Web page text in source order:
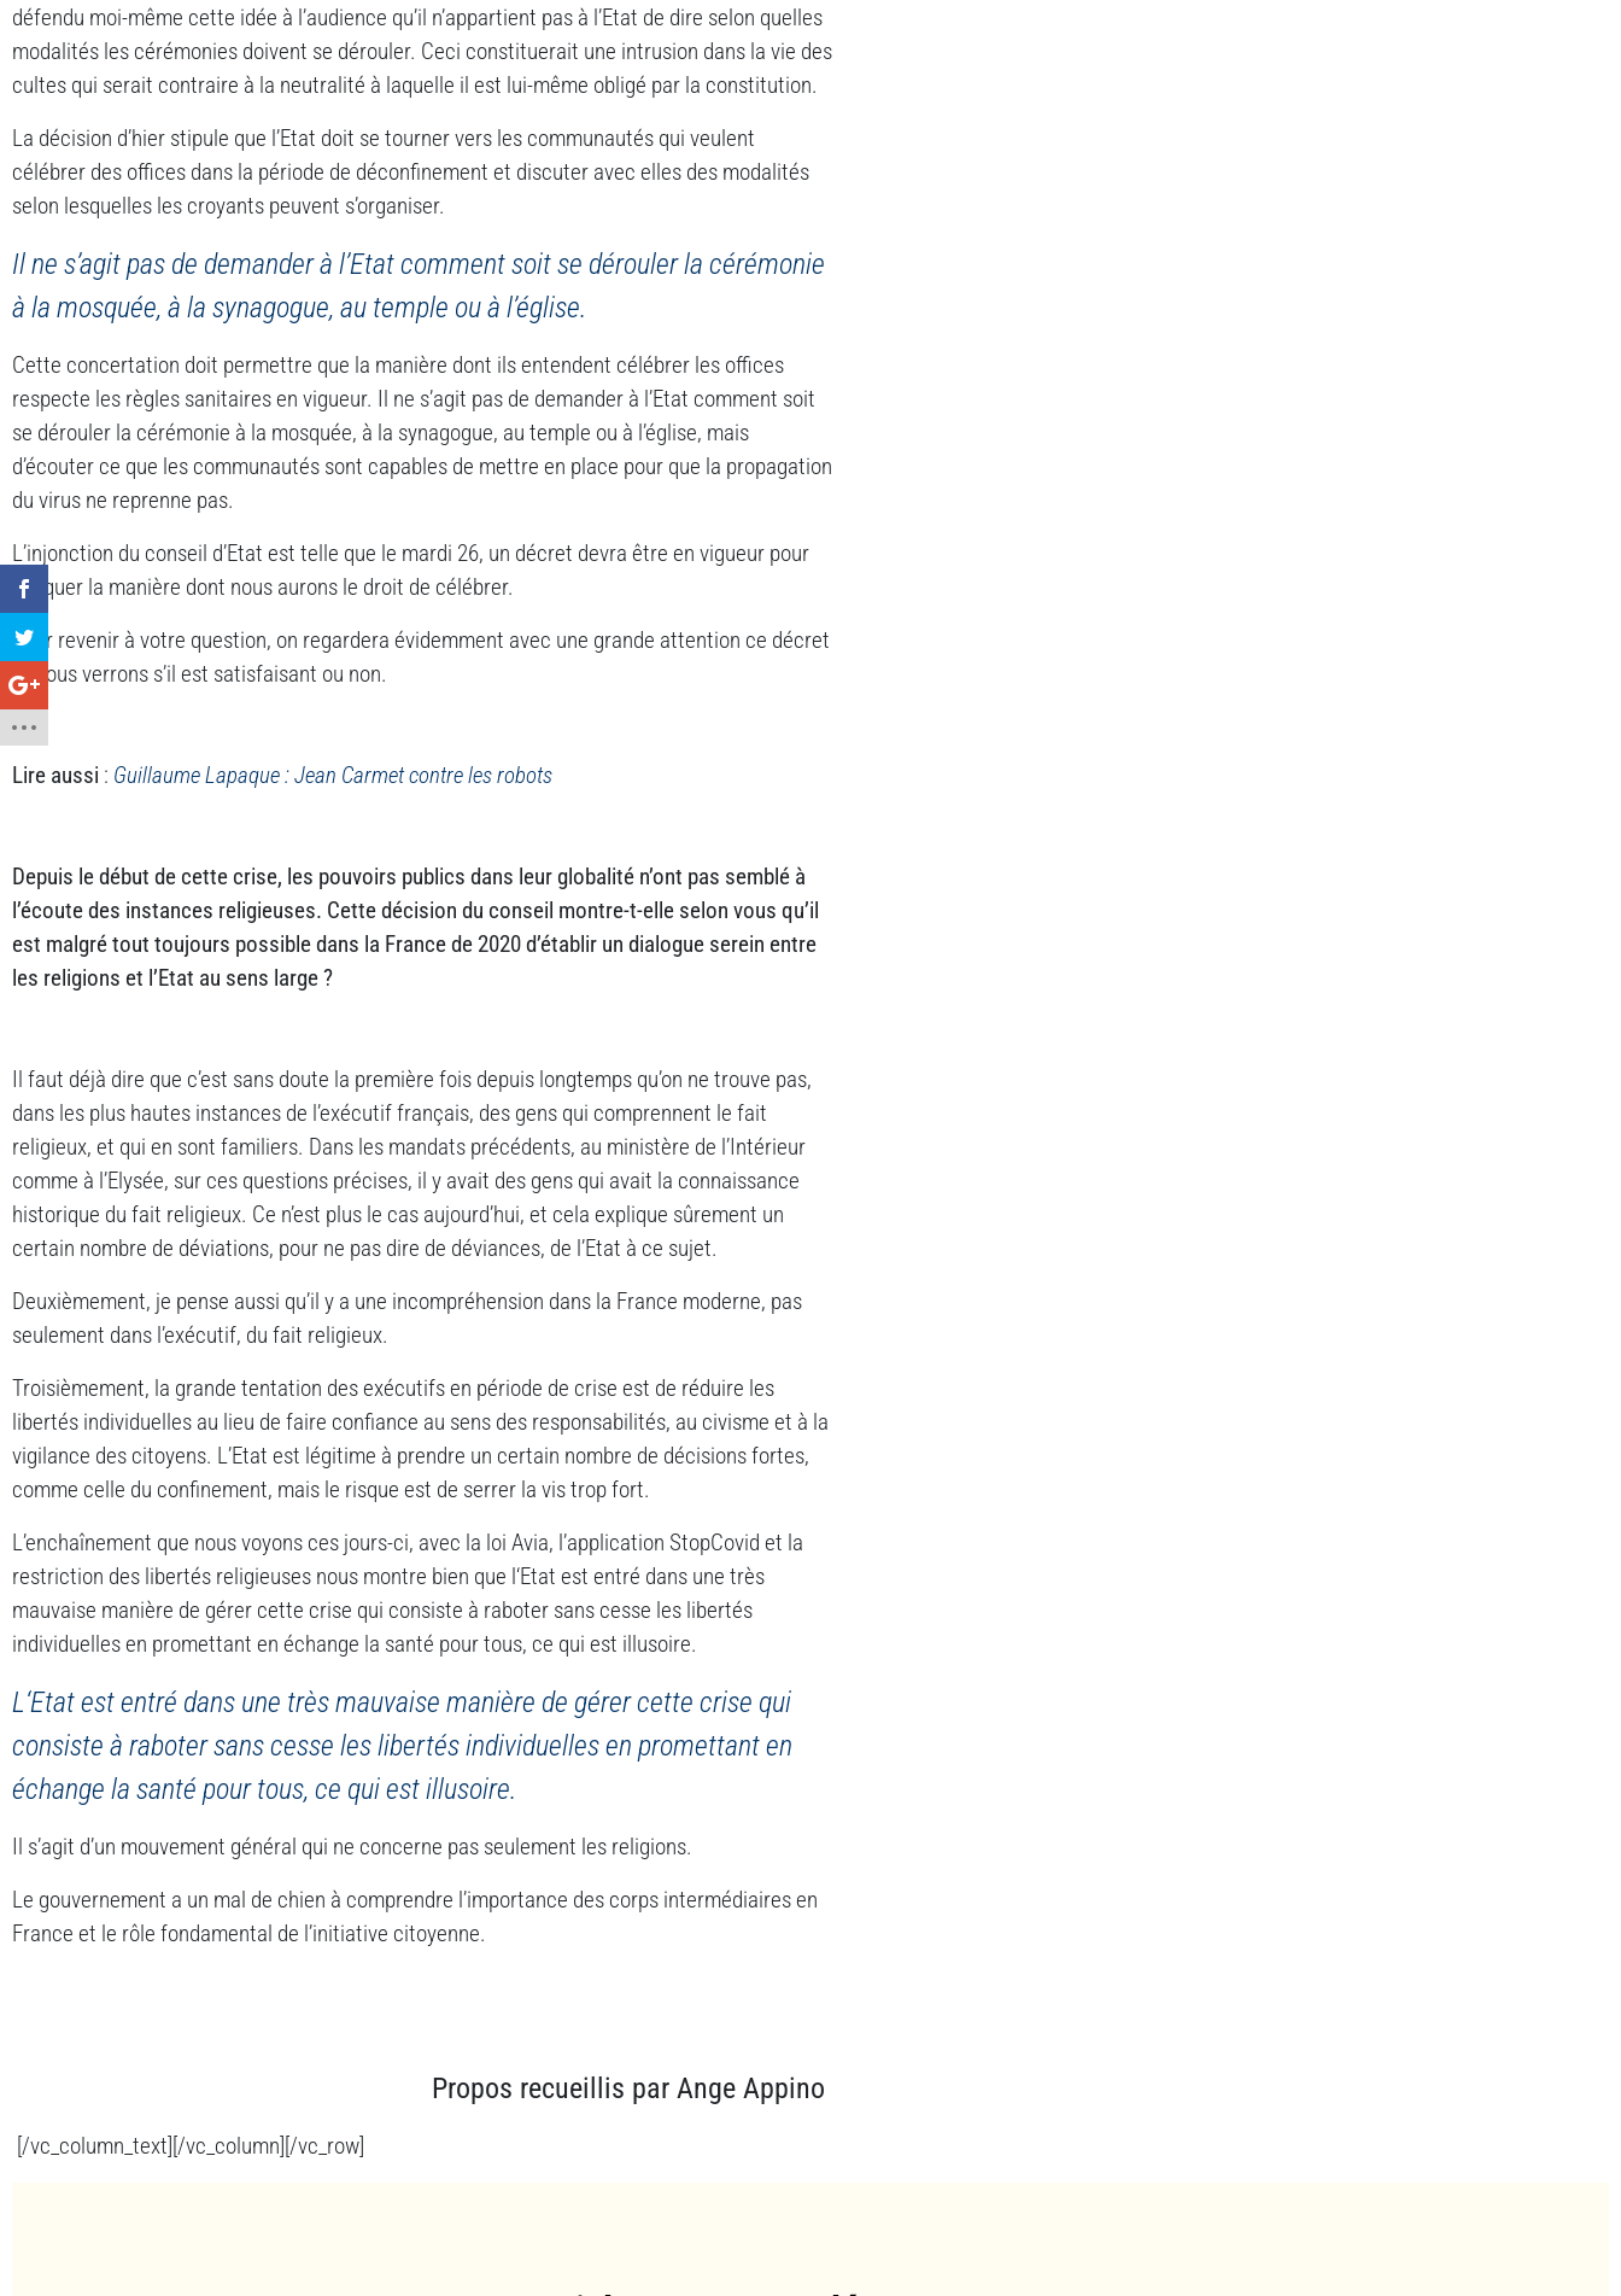
défendu moi-même cette idée à l’audience qu’il n’appartient pas à l’Etat de dire selon quelles
modalités les cérémonies doivent se dérouler. Ceci constituerait une intrusion dans la vie des
cultes qui serait contraire à la neutralité à laquelle il est lui-même obligé par la constitution.
La décision d’hier stipule que l’Etat doit se tourner vers les communautés qui veulent
célébrer des offices dans la période de déconfinement et discuter avec elles des modalités
selon lesquelles les croyants peuvent s’organiser.
Il ne s’agit pas de demander à l’Etat comment soit se dérouler la cérémonie
à la mosquée, à la synagogue, au temple ou à l’église.
Cette concertation doit permettre que la manière dont ils entendent célébrer les offices
respecte les règles sanitaires en vigueur. Il ne s’agit pas de demander à l’Etat comment soit
se dérouler la cérémonie à la mosquée, à la synagogue, au temple ou à l’église, mais
d’écouter ce que les communautés sont capables de mettre en place pour que la propagation
du virus ne reprenne pas.
L’injonction du conseil d’Etat est telle que le mardi 26, un décret devra être en vigueur pour
indiquer la manière dont nous aurons le droit de célébrer.
Pour revenir à votre question, on regardera évidemment avec une grande attention ce décret
et nous verrons s’il est satisfaisant ou non.
Lire aussi : Guillaume Lapaque : Jean Carmet contre les robots
Depuis le début de cette crise, les pouvoirs publics dans leur globalité n’ont pas semblé à
l’écoute des instances religieuses. Cette décision du conseil montre-t-elle selon vous qu’il
est malgré tout toujours possible dans la France de 2020 d’établir un dialogue serein entre
les religions et l’Etat au sens large ?
Il faut déjà dire que c’est sans doute la première fois depuis longtemps qu’on ne trouve pas,
dans les plus hautes instances de l’exécutif français, des gens qui comprennent le fait
religieux, et qui en sont familiers. Dans les mandats précédents, au ministère de l’Intérieur
comme à l’Elysée, sur ces questions précises, il y avait des gens qui avait la connaissance
historique du fait religieux. Ce n’est plus le cas aujourd’hui, et cela explique sûrement un
certain nombre de déviations, pour ne pas dire de déviances, de l’Etat à ce sujet.
Deuxièmement, je pense aussi qu’il y a une incompréhension dans la France moderne, pas
seulement dans l’exécutif, du fait religieux.
Troisièmement, la grande tentation des exécutifs en période de crise est de réduire les
libertés individuelles au lieu de faire confiance au sens des responsabilités, au civisme et à la
vigilance des citoyens. L’Etat est légitime à prendre un certain nombre de décisions fortes,
comme celle du confinement, mais le risque est de serrer la vis trop fort.
L’enchaînement que nous voyons ces jours-ci, avec la loi Avia, l’application StopCovid et la
restriction des libertés religieuses nous montre bien que l‘Etat est entré dans une très
mauvaise manière de gérer cette crise qui consiste à raboter sans cesse les libertés
individuelles en promettant en échange la santé pour tous, ce qui est illusoire.
L‘Etat est entré dans une très mauvaise manière de gérer cette crise qui
consiste à raboter sans cesse les libertés individuelles en promettant en
échange la santé pour tous, ce qui est illusoire.
Il s’agit d’un mouvement général qui ne concerne pas seulement les religions.
Le gouvernement a un mal de chien à comprendre l’importance des corps intermédiaires en
France et le rôle fondamental de l’initiative citoyenne.
Propos recueillis par Ange Appino
[/vc_column_text][/vc_column][/vc_row]